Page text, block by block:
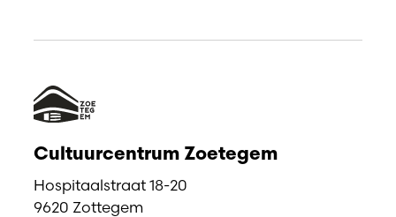
Cultuurcentrum Zoetegem
Hospitaalstraat 18-20
9620 Zottegem